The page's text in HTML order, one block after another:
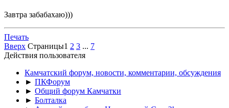
Завтра забабахаю)))
Печать
Вверх Страницы1 2 3 ... 7
Действия пользователя
Камчатский форум, новости, комментарии, обсуждения
► ПКФорум
► Общий форум Камчатки
► Болталка